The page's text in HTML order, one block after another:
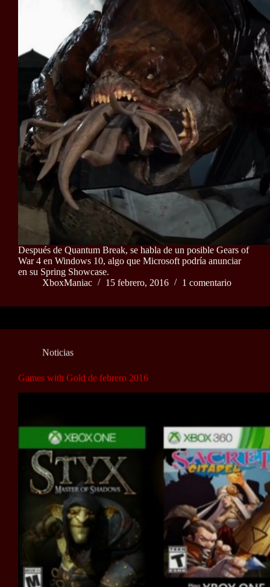
Después de Quantum Break, se habla de un posible Gears of
War 4 en Windows 10, algo que Microsoft podría anunciar
en su Spring Showcase.
XboxManiac
15 febrero, 2016 1 comentario
Noticias
Games with Gold de febrero 2016